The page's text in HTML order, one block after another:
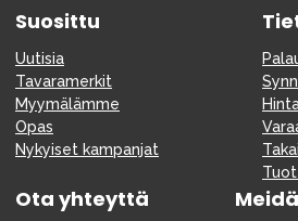
Suosittu
Uutisia
Tavaramerkit
Myymälämme
Opas
Nykyiset kampanjat
Ota yhteyttä
Suosikit